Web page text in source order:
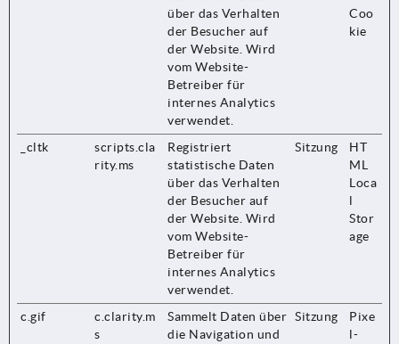
über das Verhalten
der Besucher auf
der Website. Wird
vom Website-
Betreiber für
internes Analytics
verwendet.
Coo
kie
_cltk
scripts.cla
rity.ms
Registriert
statistische Daten
über das Verhalten
der Besucher auf
der Website. Wird
vom Website-
Betreiber für
internes Analytics
verwendet.
Sitzung
HT
ML
Loca
l
Stor
age
c.gif
c.clarity.m
s
Sammelt Daten über
die Navigation und
Sitzung
Pixe
l-